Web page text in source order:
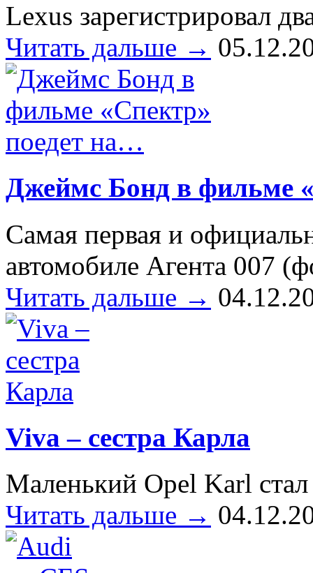
Lexus зарегистрировал
Читать дальше →
Джеймс Бонд в фильме
Самая первая и
автомобиле Агента 007
Читать дальше →
Viva – сестра Карла
Маленький Opel Karl
Читать дальше →